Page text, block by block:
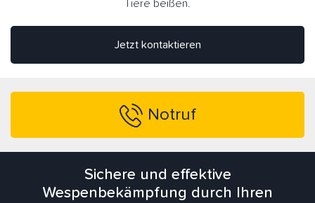
Jetzt kontaktieren
Tiere beißen.
Notruf
Sichere und effektive
Wespenbekämpfung durch Ihren